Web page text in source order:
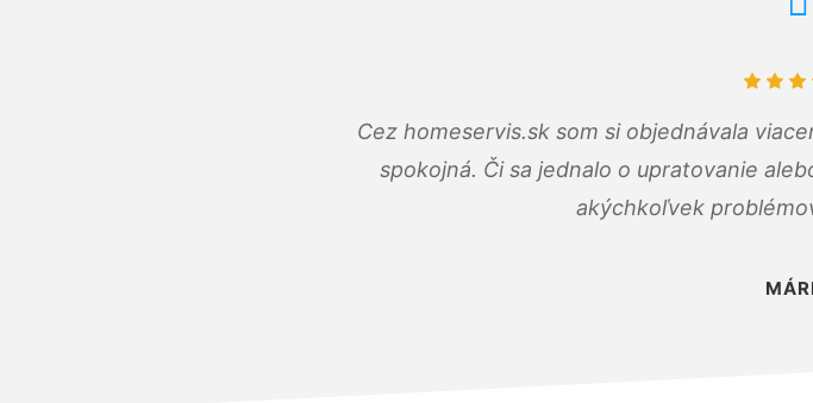
Cez homeservis.sk som si objednávala
spokojná. Či sa jednalo o upratovanie
akýchkoľvek